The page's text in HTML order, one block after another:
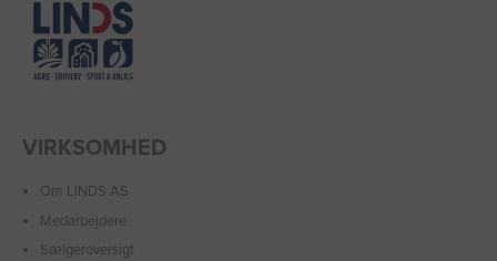
VIRKSOMHED
Om LINDS AS
Medarbejdere
Sælgeroversigt